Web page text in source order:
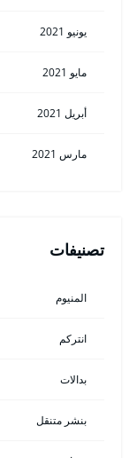
يونيو 2021
مايو 2021
أبريل 2021
مارس 2021
تصنيفات
المنيوم
انتركم
بدالات
بنشر متنقل